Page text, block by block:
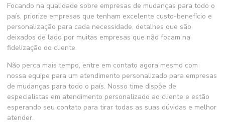
Focando na qualidade sobre empresas de mudanças para todo o
país, priorize empresas que tenham excelente custo-benefício e
personalização para cada necessidade, detalhes que são
deixados de lado por muitas empresas que não focam na
fidelização do cliente.
Não perca mais tempo, entre em contato agora mesmo com
nossa equipe para um atendimento personalizado para empresas
de mudanças para todo o país. Nosso time dispõe de
especialistas em atendimento personalizado ao cliente e estão
esperando seu contato para tirar todas as suas dúvidas e melhor
atender.